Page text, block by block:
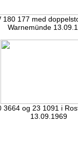
180 177 med
Warnemünde
3664 og 23 1091 i
13.09.1969